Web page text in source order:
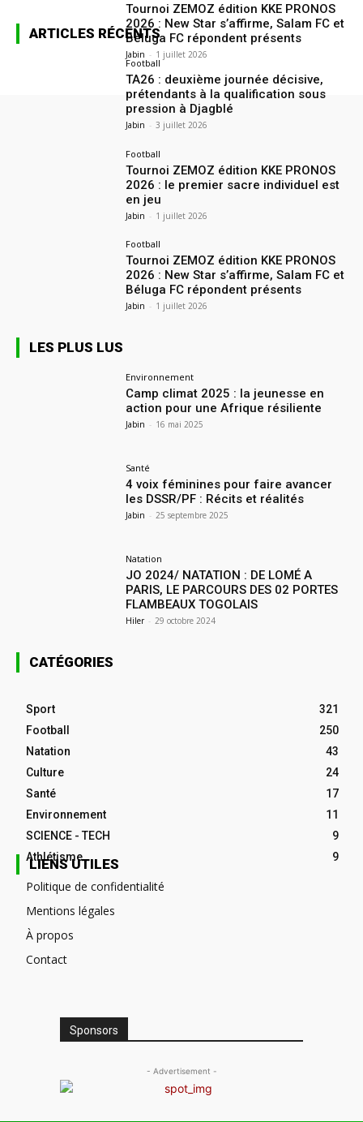
Tournoi ZEMOZ édition KKE PRONOS
2026 : New Star s’affirme, Salam FC et
Béluga FC répondent présents
Jabin - 1 juillet 2026
ARTICLES RÉCENTS
Football
TA26 : deuxième journée décisive,
prétendants à la qualification sous
pression à Djagblé
Jabin - 3 juillet 2026
Football
Tournoi ZEMOZ édition KKE PRONOS
2026 : le premier sacre individuel est
en jeu
Jabin - 1 juillet 2026
Football
Tournoi ZEMOZ édition KKE PRONOS
2026 : New Star s’affirme, Salam FC et
Béluga FC répondent présents
Jabin - 1 juillet 2026
LES PLUS LUS
Environnement
Camp climat 2025 : la jeunesse en
action pour une Afrique résiliente
Jabin - 16 mai 2025
Santé
4 voix féminines pour faire avancer
les DSSR/PF : Récits et réalités
Jabin - 25 septembre 2025
Natation
JO 2024/ NATATION : DE LOMÉ A
PARIS, LE PARCOURS DES 02 PORTES
FLAMBEAUX TOGOLAIS
Hiler - 29 octobre 2024
CATÉGORIES
Sport
321
Football
250
Natation
43
Culture
24
Santé
17
Environnement
11
SCIENCE - TECH
9
Athlétisme
9
LIENS UTILES
Politique de confidentialité
Mentions légales
À propos
Contact
Sponsors
- Advertisement -